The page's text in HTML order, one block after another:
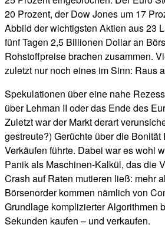
20 Prozent, der Dow Jones um 17
Abbild der wichtigsten Aktien aus 23
fünf Tagen 2,5 Billionen Dollar an
Rohstoffpreise brachen zusammen.
zuletzt nur noch eines im Sinn: Raus
Spekulationen über eine nahe
über Lehman II oder das Ende des
Zuletzt war der Markt derart
gestreute?) Gerüchte über die
Verkäufen führte. Dabei war es wohl
Panik als Maschinen-Kalkül, das die
Crash auf Raten mutieren ließ: mehr
Börsenorder kommen nämlich von
Grundlage komplizierter Algorithmen
Sekunden kaufen – und verkaufen.